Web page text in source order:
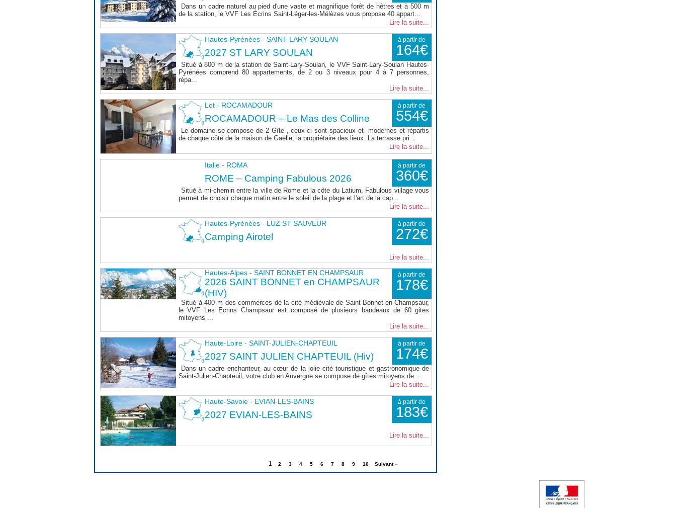
Dans un cadre naturel au pied d'une vaste et magnifique forêt de hêtres et à 500 m
de la station, le VVF Les Écrins Saint-Léger-les-Mélèzes vous propose 40 appart...
Lire la suite...
Hautes-Pyrénées - SAINT LARY SOULAN à partir de
164€
2027 ST LARY SOULAN
Situé à 800 m de la station de Saint-Lary-Soulan, le VVF Saint-Lary-Soulan Hautes-
Pyrénées comprend 80 appartements, de 2 ou 3 niveaux pour 4 à 7 personnes,
répa...
Lire la suite...
Lot - ROCAMADOUR à partir de
554€
ROCAMADOUR – Le Mas des Colline
Le domaine se compose de 2 Gîte , ceux-ci sont spacieux et modernes et répartis
de chaque côté de la maison de Gaëlle, la propriétaire des lieux. La terrasse pri...
Lire la suite...
Italie - ROMA à partir de
360€
ROME – Camping Fabulous 2026
Situé à mi-chemin entre la ville de Rome et la côte du Latium, Fabulous village vous
permet de choisir chaque matin entre le soleil de la plage et l'art de la cap...
Lire la suite...
Hautes-Pyrénées - LUZ ST SAUVEUR à partir de
272€
Camping Airotel
Lire la suite...
Hautes-Alpes - SAINT BONNET EN CHAMPSAUR à partir de
178€
2026 SAINT BONNET en CHAMPSAUR
(HIV)
Situé à 400 m des commerces de la cité médiévale de Saint-Bonnet-en-Champsaur,
le VVF Les Ecrins Champsaur est composé de plusieurs bandeaux de 60 gites
mitoyens ...
Lire la suite...
Haute-Loire - SAINT-JULIEN-CHAPTEUIL à partir de
174€
2027 SAINT JULIEN CHAPTEUIL (Hiv)
Dans un cadre enchanteur, au cœur de la jolie cité touristique et gastronomique de
Saint-Julien-Chapteuil, votre club en Auvergne se compose de gîtes mitoyens de ...
Lire la suite...
Haute-Savoie - EVIAN-LES-BAINS à partir de
183€
2027 EVIAN-LES-BAINS
Lire la suite...
1 2 3 4 5 6 7 8 9 10 Suivant »